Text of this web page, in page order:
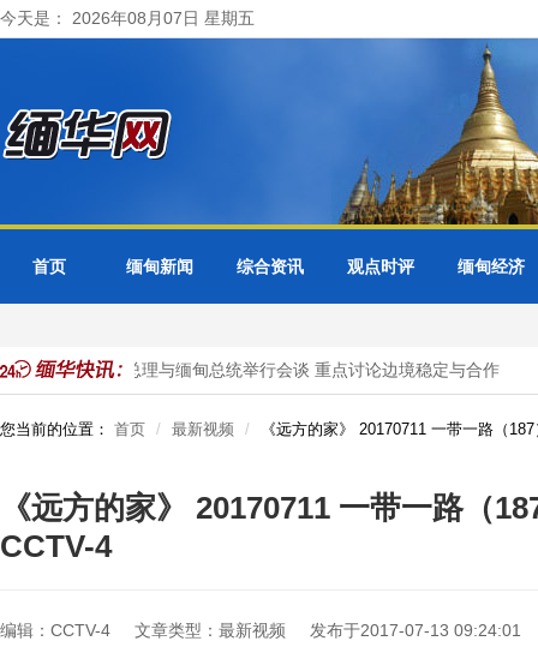
今天是： 2026年08月07日 星期五
首页 缅甸新闻 综合资讯 观点时评 缅甸经济
获 泰国总理与缅甸总统举行会谈 重点讨论边境稳定与合作
您当前的位置： 首页 最新视频 《远方的家》 20170711 一带一路（
《远方的家》 20170711 一带一路（
CCTV-4
编辑：CCTV-4 文章类型：最新视频 发布于2017-07-13 09:24:01